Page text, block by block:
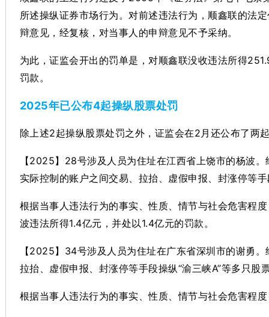
所述操纵证券市场行为。对前述违法行为，顺鑫联的法
辩意见，经复核，对当事人的申辩意见不予采纳。
为此，证监会开出的罚单是，对顺鑫联没收违法所得
罚款。
2025年已公布4起操纵股票处罚
除上述2起操纵股票处罚之外，证监会在2月还公布了
【2025】28号涉及人员为住址在江西省上饶市的杨波
实际控制的账户之间交易、拉抬、虚假申报、封涨停等
根据当事人违法行为的事实、性质、情节与社会危害程
波违法所得1.4亿元，并处以1.4亿元的罚款。
【2025】34号涉及人员为住址在广东省深圳市的谢勇
拉抬、虚假申报、封涨停等手段操纵“渝三峡A”等多只
根据当事人违法行为的事实、性质、情节与社会危害程